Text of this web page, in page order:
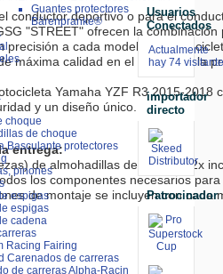
Guantes protectores
Bärenpranke®
choque
de choque
protectores
pinones
espigas
espigas
cadena
Racing Fairing
Carenados de carreras
de carreras Alpha-Racin
conductor deportivo o para el
"STREET" ofrecen la
precisión a cada modelo de
máxima calidad en el ámbito de la
Yamaha YZF R3 2015-
y un diseño único.
entrega:
de almohadillas de plástico, 2x
los componentes necesarios
de montaje se incluyen con cada
Usuarios
Conectados
Actualmente
hay 74
importador
directo
Patrocinador